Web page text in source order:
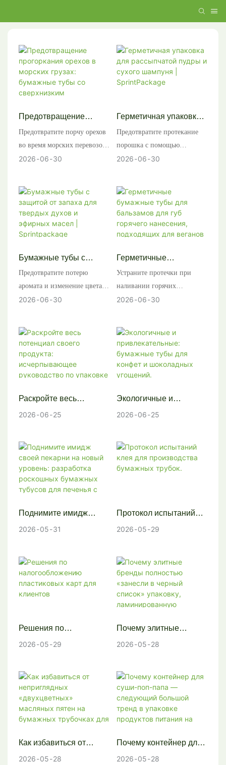
Предотвращение
прогоркания орехов в
дальнего следования |
Sprintpackage
Предотвратите порчу орехов
во время морских перевозок.
Узнайте, как
высокобарьерные бумажные
тубы Sprintpackage
(EVOH/VMPET) сохраняют
свежесть и продлевают срок
хранения.
2026 06 30
Герметичная упаковка
для рассыпчатой ​​пудры
Предотвратите протекание
порошка с помощью
инновационной упаковки
предлагаем бумажные тубы с
шейкерами на заказ и
экологичные герметичные
тубы для косметических
брендов. Получите ценовое
2026 06 30
Бумажные тубы с
защитой от запаха для
Предотвратите потерю
аромата и изменение цвета
тюбиков твердых духов и
Sprintpackage предлагает
бумажные тубы с
алюминиевой фольгой и
высокими барьерными
свойствами, изготовленные
линиях для премиальных
B2B-брендов.
2026 06 30
Герметичные
бумажные тубы для
Устраните протечки при
наливании горячих
бальзамов для губ и
бумажных туб
Sprintpackage с
выдвижным механизмом.
Усовершенствованная
конструкция с утолщенными
жиронепроницаемой
подкладкой.
2026 06 30
Раскройте весь
потенциал своего
руководство по
упаковке пищевых
добавок в тубы.
2026 06 25
Экологичные и
привлекательные:
угощений.
2026 06 25
Поднимите имидж
своей пекарни на
бумажных тубусов для
печенья с
индивидуальной
печатью.
2026 05 31
Протокол испытаний
клея для производства
2026 05 29
Решения по
налогообложению
2026 05 29
Почему элитные
бренды полностью
ламинированную
полиэтиленом/
полимолочной
кислотой?
2026 05 28
Как избавиться от
неприглядных
2026 05 28
Почему контейнер для
суши-поп-папа —
2026 05 28